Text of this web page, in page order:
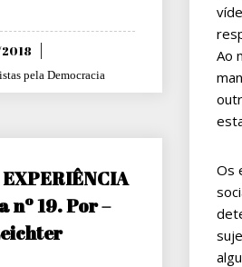
pela Democracia
EXPERIÊNCIA
nº 19. Por –
Ao
Os